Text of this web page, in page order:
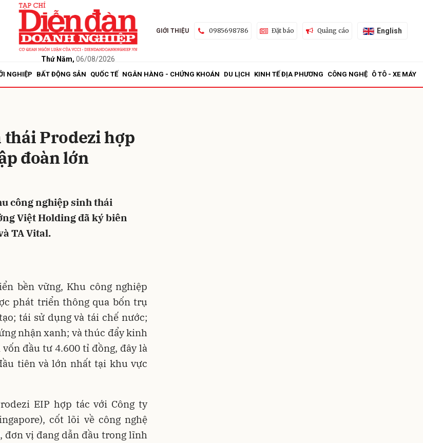
Thứ Năm, 06/08/2026
GIỚI THIỆU 0985698786 Đặt báo Quảng cáo English
NGHIỆP BẤT ĐỘNG SẢN QUỐC TẾ NGÂN HÀNG - CHỨNG KHOÁN DU LỊCH KINH TẾ ĐỊA PHƯƠNG CÔNG NGHỆ Ô TÔ - XE MÁY
thái Prodezi hợp
đoàn lớn
công nghiệp sinh thái
Việt Holding đã ký biên
TA Vital.
bền vững, Khu công nghiệp
phát triển thông qua bốn trụ
tái sử dụng và tái chế nước;
nhận xanh; và thúc đẩy kinh
đầu tư 4.600 tỉ đồng, đây là
tiên và lớn nhất tại khu vực
EIP hợp tác với Công ty
cốt lõi về công nghệ
đơn vị đang dẫn đầu trong lĩnh